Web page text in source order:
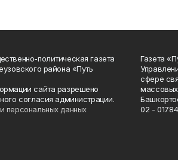
политическая газета
района «Путь
сайта разрешено
согласия администрации.
персональных данных
Газета
сфере
02 -